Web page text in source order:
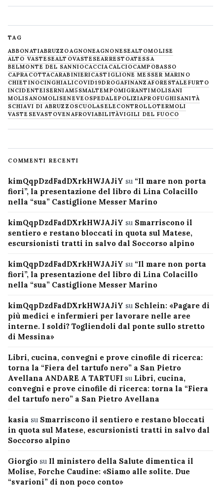
TAG
ABBONATIABRUZZOAGNONEAGNONESEALTOMOLISE
ALTO VASTESEALTOVASTESEARRESTOATESSA
BELMONTE DEL SANNIOCACCIACALCIOCAMPOBASSO
CAPRACOTTACARABINIERICASTIGLIONE MESSER MARINO
CHIETINOCINGHIALICOVID19DROGAFINANZAFORESTALE FURTO
INCIDENTEISERNIAM5SMALTEMPOMIGRANTIMOLISANI
MOLISANOMOLISENEVE OSPEDALEPOLIZIAPROFUGHISANITÀ
SCHIAVI DI ABRUZZOSCUOLASELECONTROLLOTERMOLI
VASTESEVASTOVENAFROVIABILITÀVIGILI DEL FUOCO
COMMENTI RECENTI
kimQqpDzdFadDXrkHWJAJiY su “Il mare non porta
fiori”, la presentazione del libro di Lina Colacillo
nella “sua” Castiglione Messer Marino
kimQqpDzdFadDXrkHWJAJiY su Smarriscono il
sentiero e restano bloccati in quota sul Matese,
escursionisti tratti in salvo dal Soccorso alpino
kimQqpDzdFadDXrkHWJAJiY su “Il mare non porta
fiori”, la presentazione del libro di Lina Colacillo
nella “sua” Castiglione Messer Marino
kimQqpDzdFadDXrkHWJAJiY su Schlein: «Pagare di
più medici e infermieri per lavorare nelle aree
interne. I soldi? Togliendoli dal ponte sullo stretto
di Messina»
Libri, cucina, convegni e prove cinofile di ricerca:
torna la “Fiera del tartufo nero” a San Pietro
Avellana ANDARE A TARTUFI su Libri, cucina,
convegni e prove cinofile di ricerca: torna la “Fiera
del tartufo nero” a San Pietro Avellana
kasia su Smarriscono il sentiero e restano bloccati
in quota sul Matese, escursionisti tratti in salvo dal
Soccorso alpino
Giorgio su Il ministero della Salute dimentica il
Molise, Forche Caudine: «Siamo alle solite. Due
“svarioni” di non poco conto»